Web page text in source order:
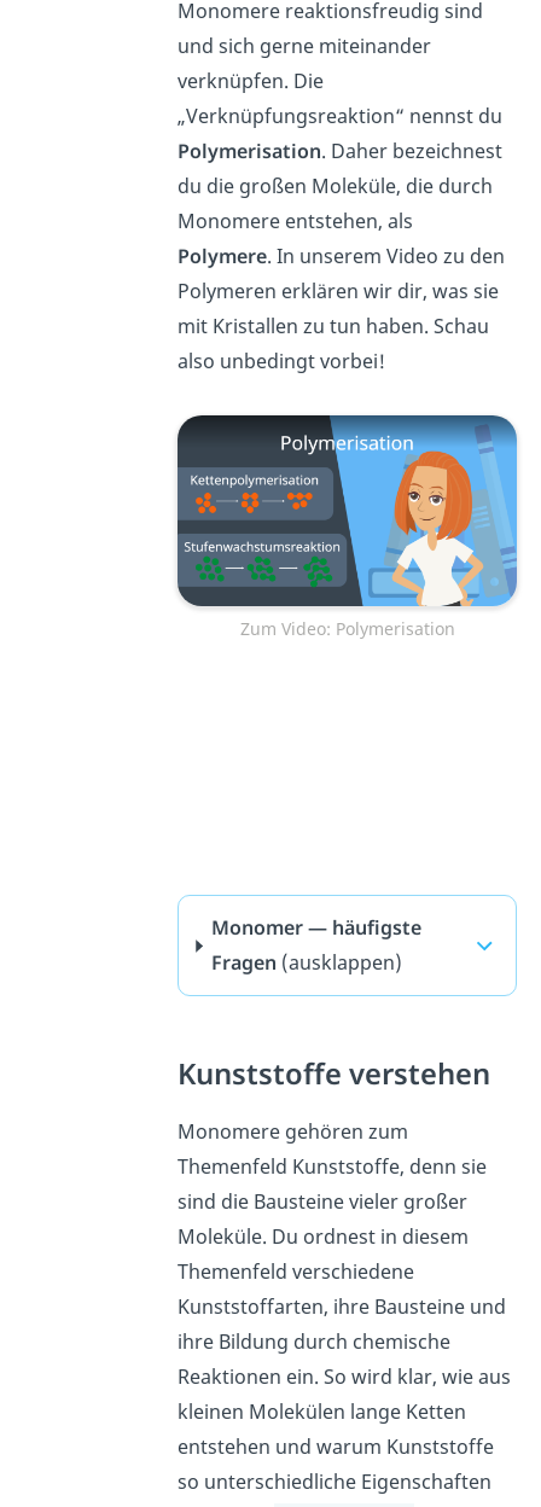
Monomere reaktionsfreudig sind
und sich gerne miteinander
verknüpfen. Die
„Verknüpfungsreaktion“ nennst du
Polymerisation. Daher bezeichnest
du die großen Moleküle, die durch
Monomere entstehen, als
Polymere. In unserem Video zu den
Polymeren erklären wir dir, was sie
mit Kristallen zu tun haben. Schau
also unbedingt vorbei!
Zum Video: Polymerisation
Monomer — häufigste
Fragen (ausklappen)
Kunststoffe verstehen
Monomere gehören zum
Themenfeld Kunststoffe, denn sie
sind die Bausteine vieler großer
Moleküle. Du ordnest in diesem
Themenfeld verschiedene
Kunststoffarten, ihre Bausteine und
ihre Bildung durch chemische
Reaktionen ein. So wird klar, wie aus
kleinen Molekülen lange Ketten
entstehen und warum Kunststoffe
so unterschiedliche Eigenschaften